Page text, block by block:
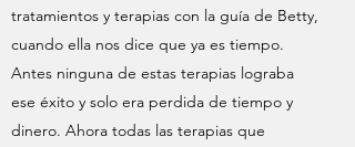
tratamientos y terapias con la guía de Betty,
cuando ella nos dice que ya es tiempo.
Antes ninguna de estas terapias lograba
ese éxito y solo era perdida de tiempo y
dinero. Ahora todas las terapias que